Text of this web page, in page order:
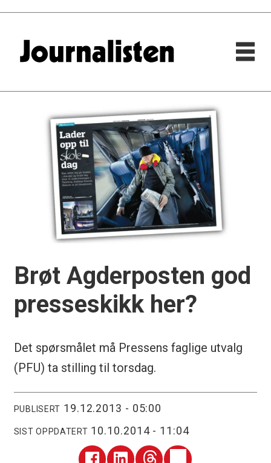
Brøt Agderposten god
presseskikk her?
Det spørsmålet må Pressens faglige utvalg
(PFU) ta stilling til torsdag.
PUBLISERT 19.12.2013 - 05:00
SIST OPPDATERT 10.10.2014 - 11:04